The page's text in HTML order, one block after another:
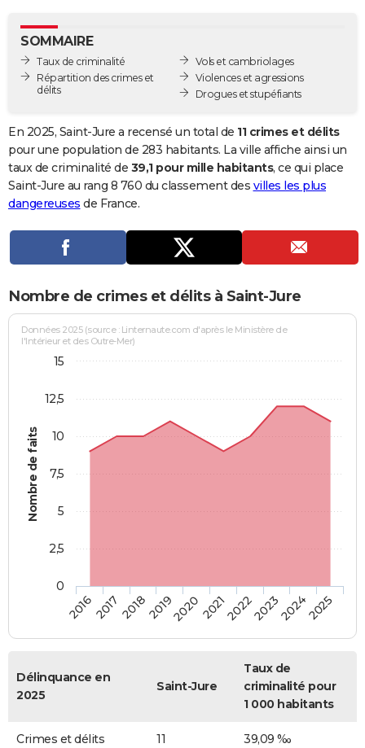
GUIDES D'ACHAT
BONS PLANS
Carte de Noël
Carte Bonne année
Carte Saint-Valentin
Carte Pâques
Carte d'anniversaire
DICTIONNAIRE
Dictionnaire
Biographies
Citations
Expressions
Proverbes
PROGRAMME TV
Se connecter
Entreprises
Service militaire
Avis de recherche
AVIS DE DÉCÈS
Bricolage
Lifestyle
Culture
Sport
Auto
Television
Voyage
Cinema
SOMMAIRE
Taux de criminalité
Répartition des crimes et
délits
Vols et cambriolages
Violences et agressions
Drogues et stupéfiants
En 2025, Saint-Jure a recensé un total de 11 crimes et délits
pour une population de 283 habitants. La ville affiche ainsi un
taux de criminalité de 39,1 pour mille habitants, ce qui place
Saint-Jure au rang 8 760 du classement des villes les plus
dangereuses de France.
Nombre de crimes et délits à Saint-Jure
Nombre de faits
Données 2025 (source : Linternaute.com d'après le Ministère de
l'Intérieur et des Outre-Mer)
2016201720182019202020212022202320242025
0
2,5
5
7,5
10
12,5
15
Délinquance en
2025
Saint-Jure
Taux de
criminalité pour
1 000 habitants
Crimes et délits 11 39,09 ‰